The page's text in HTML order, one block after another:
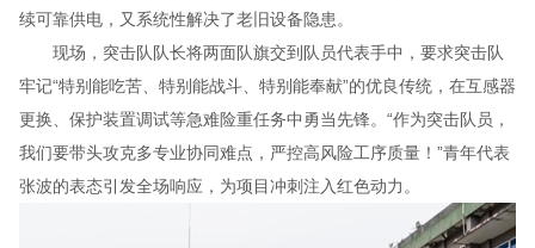
续可靠供电，又系统性解决了老旧设备隐患。
现场，突击队队长将两面队旗交到队员代表手中，要求突击队
牢记“特别能吃苦、特别能战斗、特别能奉献”的优良传统，在互感器
更换、保护装置调试等急难险重任务中勇当先锋。“作为突击队员，
我们要带头攻克多专业协同难点，严控高风险工序质量！”青年代表
张波的表态引发全场响应，为项目冲刺注入红色动力。